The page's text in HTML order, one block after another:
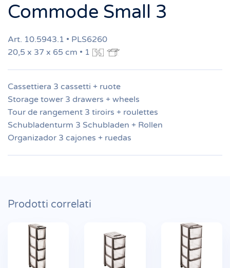
Commode Small 3
Art. 10.5943.1 • PLS6260
20,5 x 37 x 65 cm • 1
Cassettiera 3 cassetti + ruote
Storage tower 3 drawers + wheels
Tour de rangement 3 tiroirs + roulettes
Schubladenturm 3 Schubladen + Rollen
Organizador 3 cajones + ruedas
Prodotti correlati